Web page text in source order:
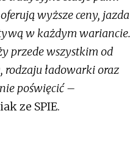
wyższe ceny, jazda
w każdym wariancie.
przede wszystkim od
rodzaju ładowarki oraz
poświęcić –
ze SPIE.